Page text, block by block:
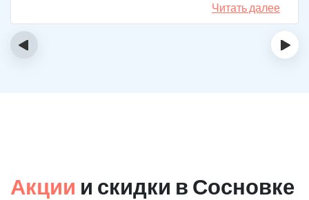
думали, что все лечение бесполезно, но решили
попробовать и отправить родственника в клинику на
Читать далее
‹ ›
Акции и скидки в Сосновке